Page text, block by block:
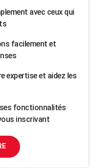
avec ceux qui
facilement et
expertise et aidez les
fonctionnalités
inscrivant